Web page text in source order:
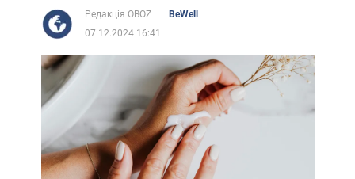
Редакція OBOZ
BeWell
07.12.2024 16:41